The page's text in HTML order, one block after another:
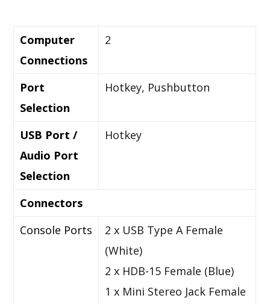
Computer
Connections
2
Port
Selection
Hotkey, Pushbutton
USB Port /
Audio Port
Selection
Hotkey
Connectors
Console Ports
2 x USB Type A Female
(White)
2 x HDB-15 Female (Blue)
1 x Mini Stereo Jack Female